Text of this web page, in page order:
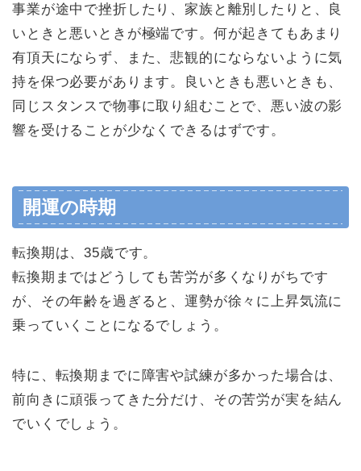
事業が途中で挫折したり、家族と離別したりと、良
いときと悪いときが極端です。何が起きてもあまり
有頂天にならず、また、悲観的にならないように気
持を保つ必要があります。良いときも悪いときも、
同じスタンスで物事に取り組むことで、悪い波の影
響を受けることが少なくできるはずです。
開運の時期
転換期は、35歳です。
転換期まではどうしても苦労が多くなりがちです
が、その年齢を過ぎると、運勢が徐々に上昇気流に
乗っていくことになるでしょう。
特に、転換期までに障害や試練が多かった場合は、
前向きに頑張ってきた分だけ、その苦労が実を結ん
でいくでしょう。